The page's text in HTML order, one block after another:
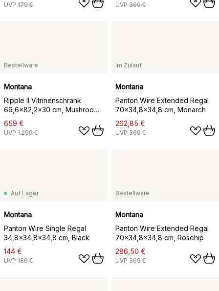
UVP 179 € UVP 369 €
Bestellware
Montana
Ripple II Vitrinenschrank
69,6x82,2x30 cm, Mushroom-
Beine mushroom
659 €
UVP 1.299 €
Im Zulauf
Montana
Panton Wire Extended Regal
70x34,8x34,8 cm, Monarch
262,85 €
UVP 369 €
Auf Lager
Montana
Panton Wire Single Regal
34,8x34,8x34,8 cm, Black
144 €
UVP 189 €
Bestellware
Montana
Panton Wire Extended Regal
70x34,8x34,8 cm, Rosehip
286,50 €
UVP 369 €